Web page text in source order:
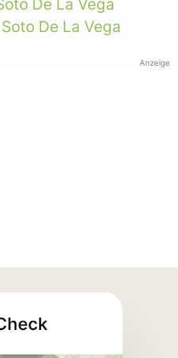
De La Vega
De La Vega
Anzeige